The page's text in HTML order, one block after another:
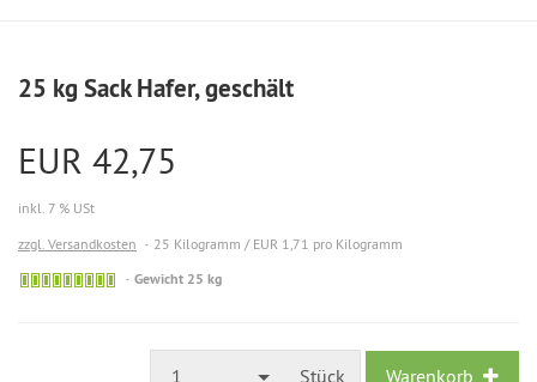
25 kg Sack Hafer, geschält
EUR 42,75
inkl. 7 % USt
zzgl. Versandkosten
25 Kilogramm / EUR 1,71 pro Kilogramm
Gewicht 25 kg
1 Stück Warenkorb